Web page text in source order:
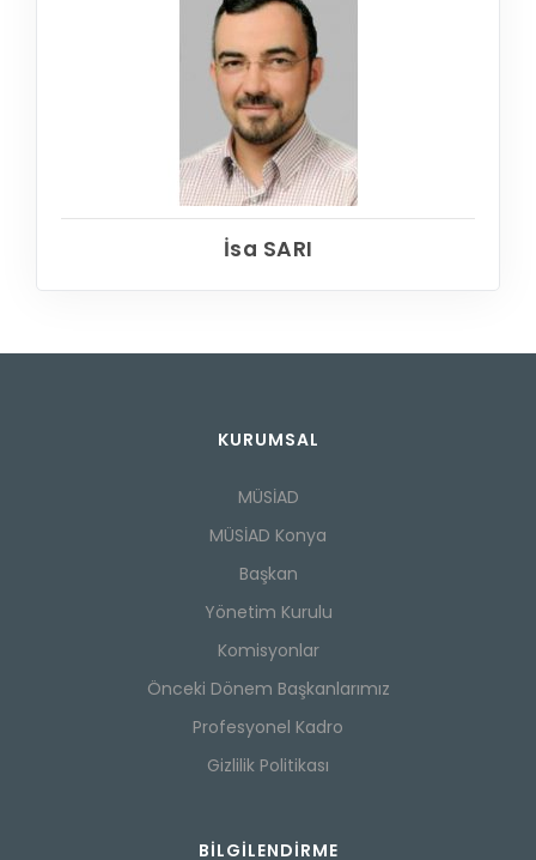
İsa SARI
KURUMSAL
MÜSİAD
MÜSİAD Konya
Başkan
Yönetim Kurulu
Komisyonlar
Önceki Dönem Başkanlarımız
Profesyonel Kadro
Gizlilik Politikası
BILGILENDIRME